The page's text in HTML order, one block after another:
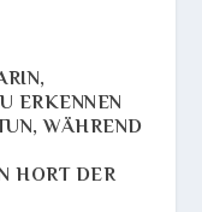
ERKENNEN
WÄHREND
HORT DER